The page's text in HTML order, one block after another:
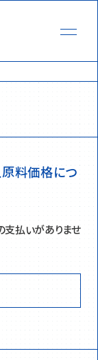
料価格につ
支払いがありませ